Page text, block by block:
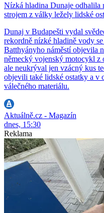
Nízká hladina Dunaje odhalila
strojem z války ležely lidské
Dunaj v Budapešti vydal
rekordně nízké hladině vody
Batthyányho náměstí objevila
německý vojenský motocykl z
ale neukrýval jen vzácný kus
objevili také lidské ostatky a v
válečného materiálu.
Aktuálně.cz - Magazín
dnes, 15:30
Reklama